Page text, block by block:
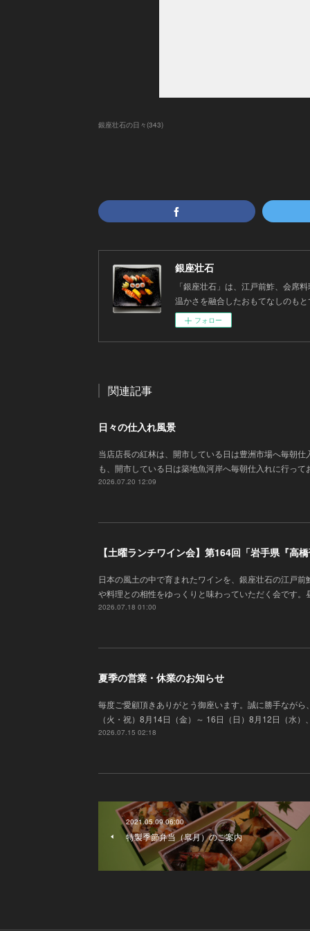
銀座壮石の日々 (343)
銀座壮石
「銀座壮石」は、江戸前鮓、会席
温かさを融合したおもてなしのも
フォロー
関連記事
日々の仕入れ風景
当店店長の紅林は、開市している日は豊洲市場へ毎朝
も、開市している日は築地魚河岸へ毎朝仕入れに行っ
2026.07.20 12:09
【土曜ランチワイン会】第164回「岩手県『高
日本の風土の中で育まれたワインを、銀座壮石の江戸
や料理との相性をゆっくりと味わっていただく会です
2026.07.18 01:00
夏季の営業・休業のお知らせ
毎度ご愛顧頂きありがとう御座います 。誠に勝手なが
（火・祝）8月14日（金）～ 16日（日）8月12日（水
2026.07.15 02:18
2021.05.09 06:00
特製季節弁当（皐月）のご案内